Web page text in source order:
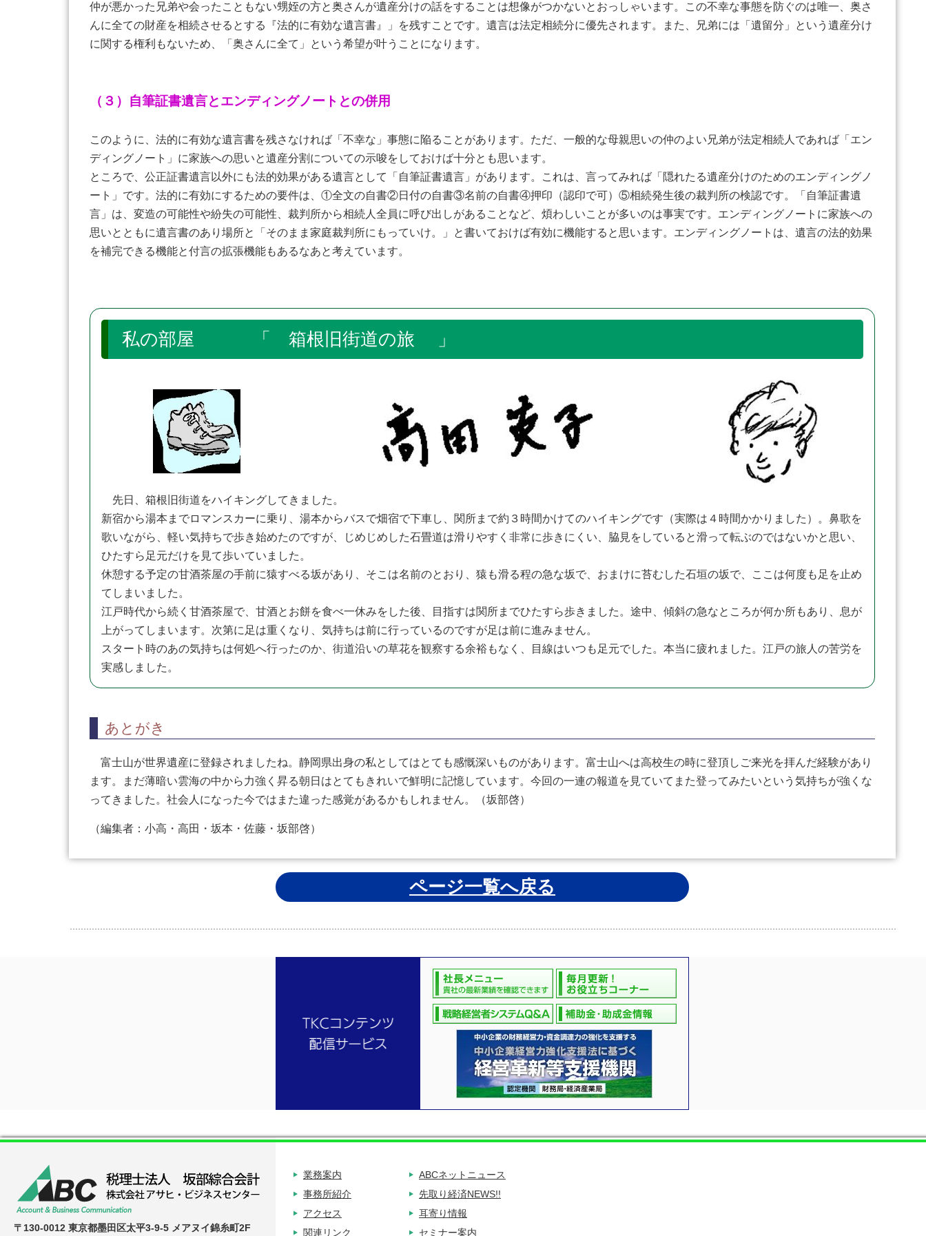
仲が悪かった兄弟や会ったこともない甥姪の方と奥さんが遺産分けの話をすることは想像がつかないとおっしゃいます。この不幸な事態を防ぐのは唯一、奥さ
んに全ての財産を相続させるとする『法的に有効な遺言書』」を残すことです。遺言は法定相続分に優先されます。また、兄弟には「遺留分」という遺産分け
に関する権利もないため、「奥さんに全て」という希望が叶うことになります。
（３）自筆証書遺言とエンディングノートとの併用
このように、法的に有効な遺言書を残さなければ「不幸な」事態に陥ることがあります。ただ、一般的な母親思いの仲のよい兄弟が法定相続人であれば「エン
ディングノート」に家族への思いと遺産分割についての示唆をしておけば十分とも思います。
ところで、公正証書遺言以外にも法的効果がある遺言として「自筆証書遺言」があります。これは、言ってみれば「隠れたる遺産分けのためのエンディングノ
ート」です。法的に有効にするための要件は、①全文の自書②日付の自書③名前の自書④押印（認印で可）⑤相続発生後の裁判所の検認です。「自筆証書遺
言」は、変造の可能性や紛失の可能性、裁判所から相続人全員に呼び出しがあることなど、煩わしいことが多いのは事実です。エンディングノートに家族への
思いとともに遺言書のあり場所と「そのまま家庭裁判所にもっていけ。」と書いておけば有効に機能すると思います。エンディングノートは、遺言の法的効果
を補完できる機能と付言の拡張機能もあるなあと考えています。
私の部屋 「 箱根旧街道の旅 」
先日、箱根旧街道をハイキングしてきました。
新宿から湯本までロマンスカーに乗り、湯本からバスで畑宿で下車し、関所まで約３時間かけてのハイキングです（実際は４時間かかりました）。鼻歌を
歌いながら、軽い気持ちで歩き始めたのですが、じめじめした石畳道は滑りやすく非常に歩きにくい、脇見をしていると滑って転ぶのではないかと思い、
ひたすら足元だけを見て歩いていました。
休憩する予定の甘酒茶屋の手前に猿すべる坂があり、そこは名前のとおり、猿も滑る程の急な坂で、おまけに苔むした石垣の坂で、ここは何度も足を止め
てしまいました。
江戸時代から続く甘酒茶屋で、甘酒とお餅を食べ一休みをした後、目指すは関所までひたすら歩きました。途中、傾斜の急なところが何か所もあり、息が
上がってしまいます。次第に足は重くなり、気持ちは前に行っているのですが足は前に進みません。
スタート時のあの気持ちは何処へ行ったのか、街道沿いの草花を観察する余裕もなく、目線はいつも足元でした。本当に疲れました。江戸の旅人の苦労を
実感しました。
あとがき
富士山が世界遺産に登録されましたね。静岡県出身の私としてはとても感慨深いものがあります。富士山へは高校生の時に登頂しご来光を拝んだ経験があり
ます。まだ薄暗い雲海の中から力強く昇る朝日はとてもきれいで鮮明に記憶しています。今回の一連の報道を見ていてまた登ってみたいという気持ちが強くな
ってきました。社会人になった今ではまた違った感覚があるかもしれません。（坂部啓）
（編集者：小高・高田・坂本・佐藤・坂部啓）
ページ一覧へ戻る
〒130-0012 東京都墨田区太平3-9-5 メアヌイ錦糸町2F
業務案内
事務所紹介
アクセス
関連リンク
ABCネットニュース
先取り経済NEWS!!
耳寄り情報
セミナー案内